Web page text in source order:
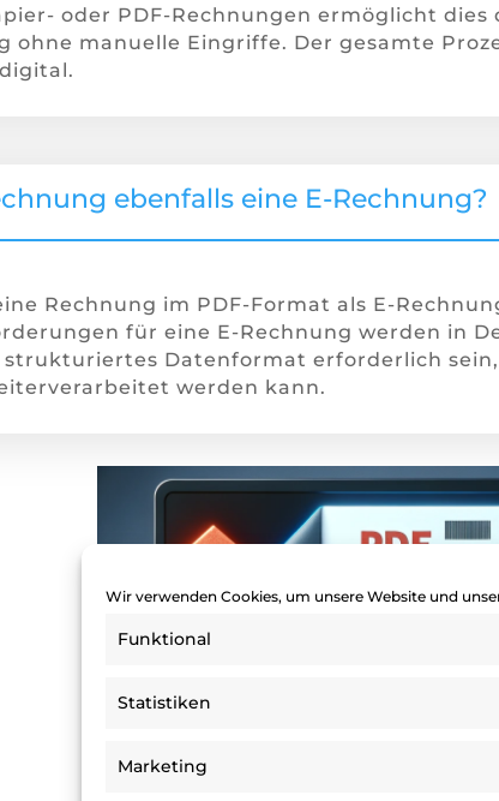
Wir verwenden Cookies, um unsere Website und
Funktional
Statistiken
Marketing
oder PDF-Rechnungen ermöglicht
ohne manuelle Eingriffe. Der gesamte
ebenfalls eine E-Rechnung?
Rechnung im PDF-Format als E-
für eine E-Rechnung werden in
Datenformat erforderlich
werden kann.